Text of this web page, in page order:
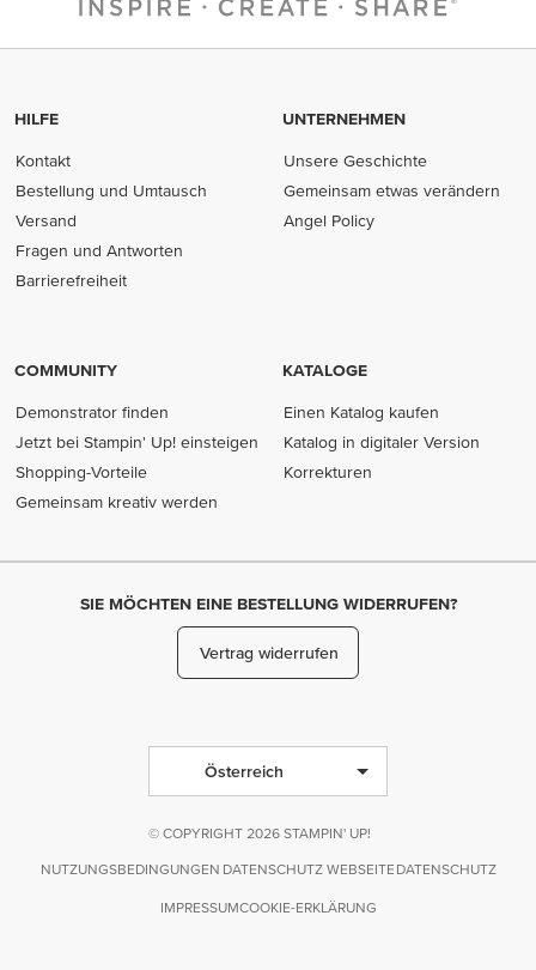
HILFE
Kontakt
Bestellung und Umtausch
Versand
Fragen und Antworten
Barrierefreiheit
UNTERNEHMEN
Unsere Geschichte
Gemeinsam etwas verändern
Angel Policy
COMMUNITY
Demonstrator finden
Jetzt bei Stampin' Up! einsteigen
Shopping-Vorteile
Gemeinsam kreativ werden
KATALOGE
Einen Katalog kaufen
Katalog in digitaler Version
Korrekturen
SIE MÖCHTEN EINE BESTELLUNG WIDERRUFEN?
Vertrag widerrufen
Österreich
© COPYRIGHT 2026 STAMPIN' UP!
NUTZUNGSBEDINGUNGEN DATENSCHUTZ WEBSEITE DATENSCHUTZ
IMPRESSUMCOOKIE-ERKLÄRUNG